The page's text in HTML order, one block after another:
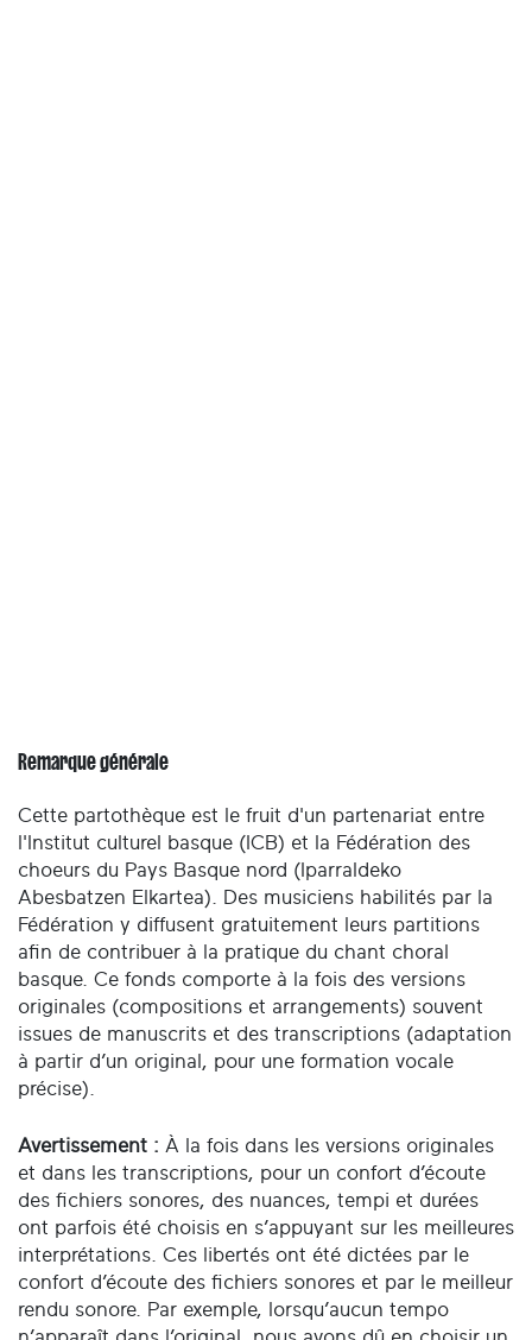
Remarque générale
Cette partothèque est le fruit d'un partenariat entre
l'Institut culturel basque (ICB) et la Fédération des
choeurs du Pays Basque nord (Iparraldeko
Abesbatzen Elkartea). Des musiciens habilités par la
Fédération y diffusent gratuitement leurs partitions
afin de contribuer à la pratique du chant choral
basque. Ce fonds comporte à la fois des versions
originales (compositions et arrangements) souvent
issues de manuscrits et des transcriptions (adaptation
à partir d’un original, pour une formation vocale
précise).
Avertissement : À la fois dans les versions originales
et dans les transcriptions, pour un confort d’écoute
des fichiers sonores, des nuances, tempi et durées
ont parfois été choisis en s’appuyant sur les meilleures
interprétations. Ces libertés ont été dictées par le
confort d’écoute des fichiers sonores et par le meilleur
rendu sonore. Par exemple, lorsqu’aucun tempo